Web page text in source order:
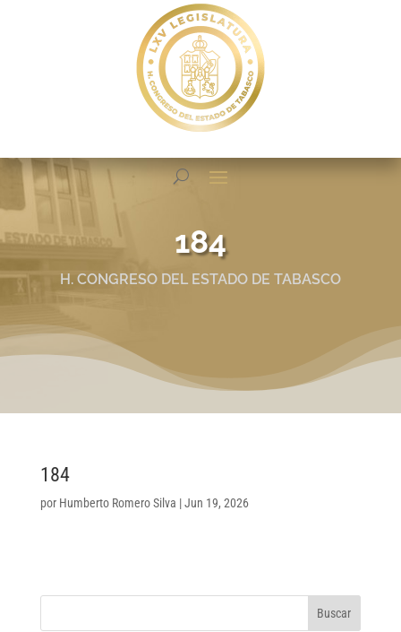
184
H. CONGRESO DEL ESTADO DE TABASCO
184
por Humberto Romero Silva |Jun 19, 2026